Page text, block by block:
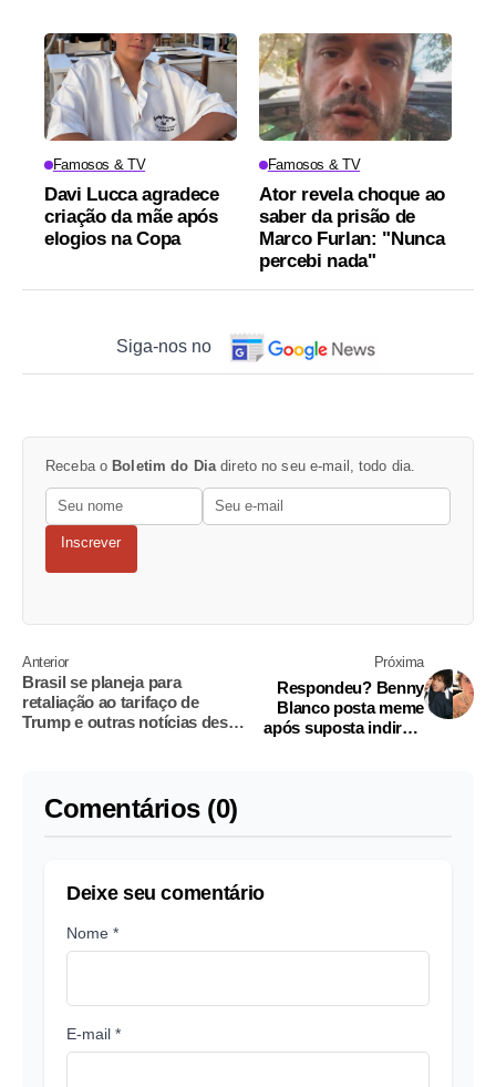
Famosos & TV
Davi Lucca agradece
criação da mãe após
elogios na Copa
Famosos & TV
Ator revela choque ao
saber da prisão de
Marco Furlan: "Nunca
percebi nada"
Siga-nos no
Receba o Boletim do Diadireto no seu e-mail, todo dia.
Inscrever
Anterior
Brasil se planeja para
retaliação ao tarifaço de
Trump e outras notícias desta
Próxima
Respondeu? Benny
Blanco posta meme
após suposta indireta
Comentários (0)
Deixe seu comentário
Nome *
E-mail *